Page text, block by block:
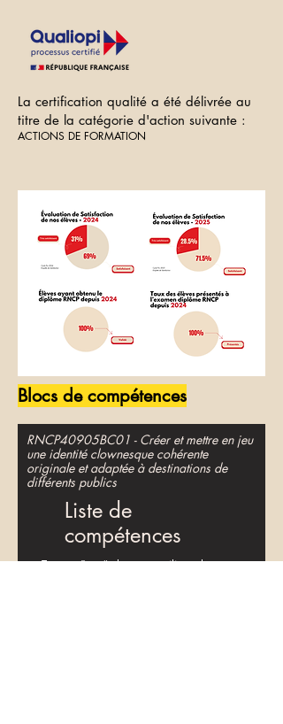
La certification qualité a été délivrée au
titre de la catégorie d'action suivante :
ACTIONS DE FORMATION
Blocs de compétences
RNCP40905BC01 - Créer et mettre en jeu
une identité clownesque cohérente
originale et adaptée à destinations de
différents publics
Liste de
compétences
Trouver "son” clown en utilisant les